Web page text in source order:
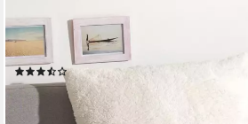
Polyester, Füllung: 100% Polyester,
Polyester, Füllung: 100% Polyester
(6)
ab 12,99 €
lieferbar - in 3-4 Werktagen bei dir